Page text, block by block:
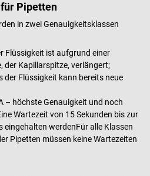
Pipetten
in zwei Genauigkeitsklassen
Flüssigkeit ist aufgrund einer
der Kapillarspitze, verlängert;
der Flüssigkeit kann bereits neue
– höchste Genauigkeit und noch
Wartezeit von 15 Sekunden bis zur
eingehalten werdenFür alle Klassen
Pipetten müssen keine Wartezeiten